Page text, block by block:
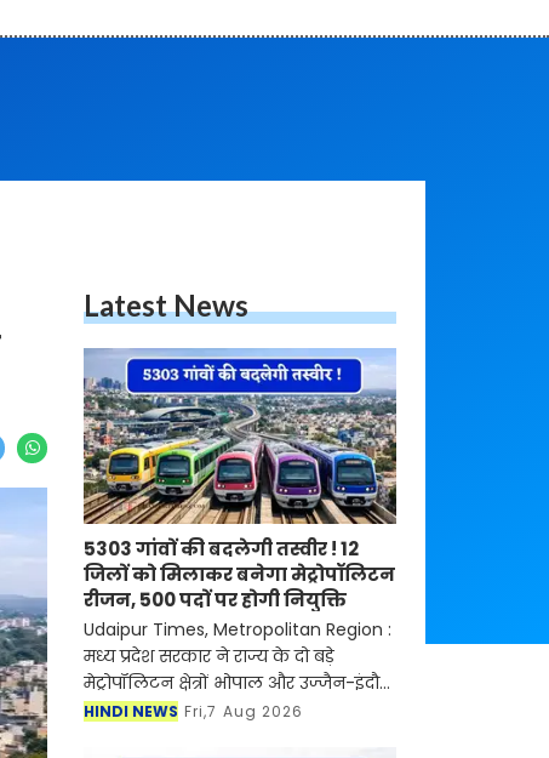
Latest News
5303 गांवों की बदलेगी तस्वीर ! 12
जिलों को मिलाकर बनेगा मेट्रोपॉलिटन
रीजन, 500 पदों पर होगी नियुक्ति
Udaipur Times, Metropolitan Region :
मध्य प्रदेश सरकार ने राज्य के दो बड़े
मेट्रोपॉलिटन क्षेत्रों भोपाल और उज्जैन-इंदौर
के एकीकृत विकास की दिशा में बड़ा कदम
HINDI NEWS Fri,7 Aug 2026